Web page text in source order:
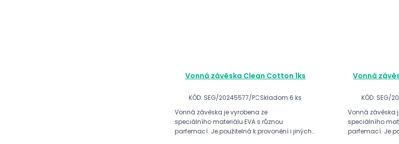
Vonná závěska Clean Cotton 1ks
KÓD: SEG/20245577/PCSkladom 6 ks
Vonná závěska je vyrobena ze
speciálního materiálu EVA s různou
parfemací. Je použitelná k provonění i jiných
Vonná
KÓD: SEG/
Vonná závěska
speciálního
parfemací. Je